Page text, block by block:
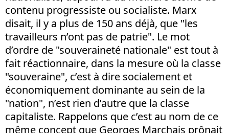
contenu progressiste ou socialiste. Marx
disait, il y a plus de 150 ans déjà, que "les
travailleurs n’ont pas de patrie". Le mot
d’ordre de "souveraineté nationale" est tout à
fait réactionnaire, dans la mesure où la classe
"souveraine", c’est à dire socialement et
économiquement dominante au sein de la
"nation", n’est rien d’autre que la classe
capitaliste. Rappelons que c’est au nom de ce
même concept que Georges Marchais prônait